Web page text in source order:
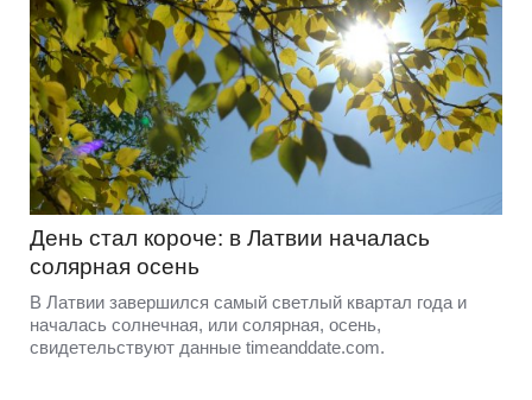
День стал короче: в Латвии началась
солярная осень
В Латвии завершился самый светлый квартал года и
началась солнечная, или солярная, осень,
свидетельствуют данные timeanddate.com.